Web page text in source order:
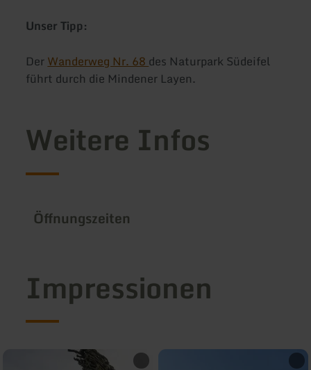
Unser Tipp:
DerWanderweg Nr. 68 des Naturpark Südeifel
führt durch die Mindener Layen.
Weitere Infos
Öffnungszeiten
Impressionen